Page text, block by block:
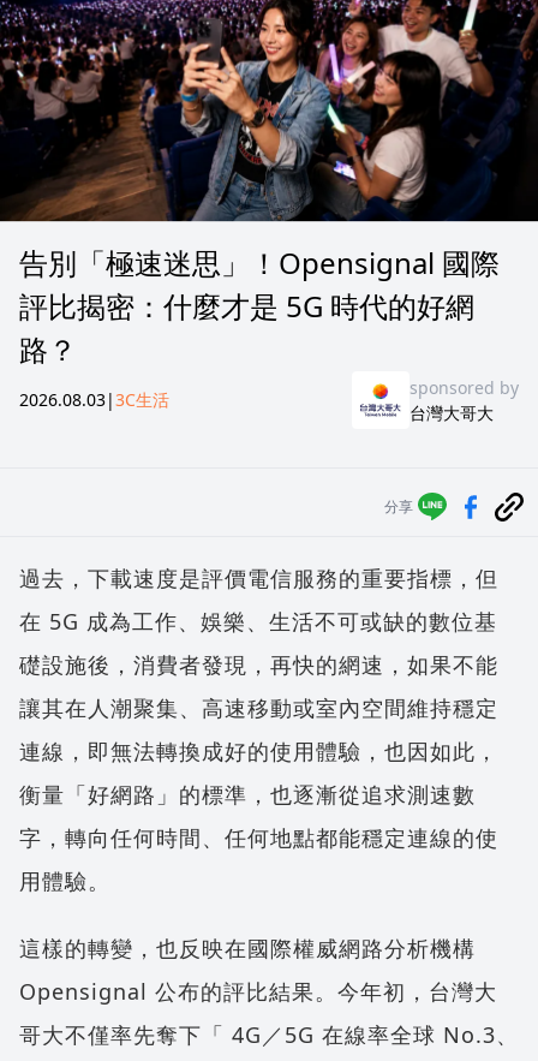
告別「極速迷思」！Opensignal 國際
評比揭密：什麼才是 5G 時代的好網
路？
2026.08.03|3C生活
sponsored by
台灣大哥大
分享
過去，下載速度是評價電信服務的重要指標，但
在 5G 成為工作、娛樂、生活不可或缺的數位基
礎設施後，消費者發現，再快的網速，如果不能
讓其在人潮聚集、高速移動或室內空間維持穩定
連線，即無法轉換成好的使用體驗，也因如此，
衡量「好網路」的標準，也逐漸從追求測速數
字，轉向任何時間、任何地點都能穩定連線的使
用體驗。
這樣的轉變，也反映在國際權威網路分析機構
Opensignal 公布的評比結果。今年初，台灣大
哥大不僅率先奪下「 4G／5G 在線率全球 No.3、